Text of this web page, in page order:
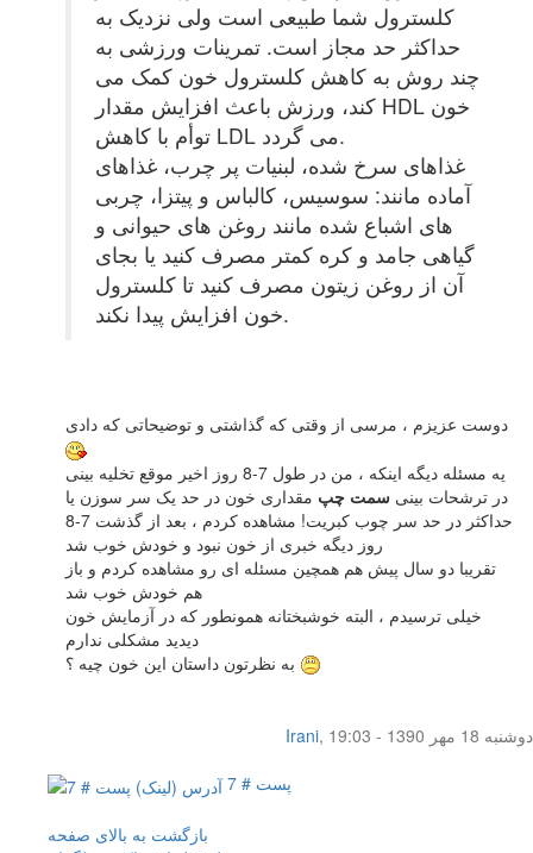
کلسترول شما طبیعی است ولی نزدیک به
حداکثر حد مجاز است. تمرینات ورزشی به
چند روش به کاهش کلسترول خون کمک می
کند، ورزش باعث افزایش مقدار HDL خون
توأم با کاهش LDL می گردد.
غذاهای سرخ شده، لبنیات پر چرب، غذاهای
آماده مانند: سوسیس، کالباس و پیتزا، چربی
های اشباع شده مانند روغن های حیوانی و
گیاهی جامد و کره کمتر مصرف کنید یا بجای
آن از روغن زیتون مصرف کنید تا کلسترول
خون افزایش پیدا نکند.
دوست عزیزم ، مرسی از وقتی که گذاشتی و توضیحاتی که دادی
یه مسئله دیگه اینکه ، من در طول 7-8 روز اخیر موقع تخلیه بینی
در ترشحات بینی سمت چپ مقداری خون در حد یک سر سوزن یا
حداکثر در حد سر چوب کبریت! مشاهده کردم ، بعد از گذشت 7-8
روز دیگه خبری از خون نبود و خودش خوب شد
تقریبا دو سال پیش هم همچین مسئله ای رو مشاهده کردم و باز
هم خودش خوب شد
خیلی ترسیدم ، البته خوشبختانه همونطور که در آزمایش خون
دیدید مشکلی ندارم
Irani,
دوشنبه 18 مهر 1390 - 19:03
پست # 7
بازگشت به بالای صفحه